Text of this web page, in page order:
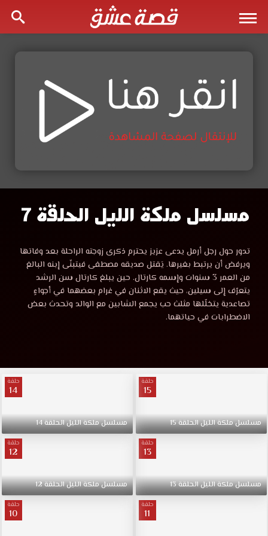
مسلسل
ملكة
الليل
الحلقة
مترجمة
عشق
مسلسل ملكة الليل الحلقة 7
مشاهدة
مسلسل
ملكة
الليل
الحلقة
7
HD.
أرمل
يدعى
زوجته
الراحلة
تدور حول رجل أرمل يدعى عزيز يحترم ذكرى زوجته الراحلة بعد وفاتها
ويرفض أن يرتبط بغيرها. يَقتل صديقه مصطفى فيتبنّى إبنه البالغ
من العمر 3 سنوات وإسمه كارتال. حين يبلغ كارتال سن الرشد
يتعرّف إلى سيلين، حيث يقع الاثنان في غرام بعضهما في أجواءٍ
تصاعدية يتخلّلها مثلث حب يجمع الشابين مع الوالد وتحدث بعض
الاضطرابات في حياتهما.
حلقة
15
مسلسلملكةالليلالحلقة15
حلقة
14
مسلسلملكةالليلالحلقة14
حلقة
13
مسلسلملكةالليلالحلقة13
حلقة
12
مسلسلملكةالليلالحلقة12
حلقة
11
حلقة
10